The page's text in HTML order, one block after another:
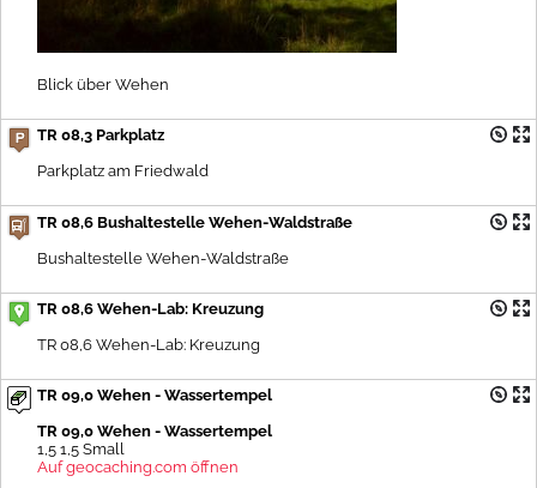
Blick über Wehen
TR 08,3 Parkplatz
Parkplatz am Friedwald
TR 08,6 Bushaltestelle Wehen-Waldstraße
Bushaltestelle Wehen-Waldstraße
TR 08,6 Wehen-Lab: Kreuzung
TR 08,6 Wehen-Lab: Kreuzung
TR 09,0 Wehen - Wassertempel
TR 09,0 Wehen - Wassertempel
1,5 1,5 Small
Auf geocaching.com öffnen